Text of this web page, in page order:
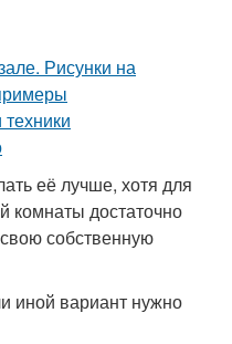
её лучше, хотя для
комнаты достаточно
собственную
иной вариант нужно